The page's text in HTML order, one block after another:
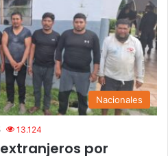
Nacionales
13.124
por